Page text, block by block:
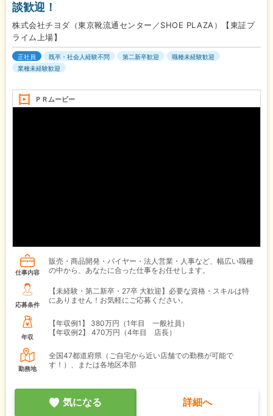
談歓迎！
株式会社チヨダ（東京靴流通センター／SHOE PLAZA）【東証プ
ライム上場】
正社員 既卒・社会人経験不問 第二新卒歓迎
職種未経験歓迎
業種未経験歓迎
ＰＲムービー
仕事内容
販売・商品開発・バイヤー・法人営業・人事など、幅広い職種
の中から、あなたに合った仕事をお任せします。
応募条件
【未経験・第二新卒・27卒 大歓迎】必要な資格・スキルは特
にありません！お気軽にご応募ください。
年収
【年収例1】
380万円（1年目 一般社員）
【年収例2】
470万円（4年目 店長）
勤務地
全国47都道府県（ご自宅から近い店舗での勤務が可能で
す！）、または各地区本部
気になる 詳細へ